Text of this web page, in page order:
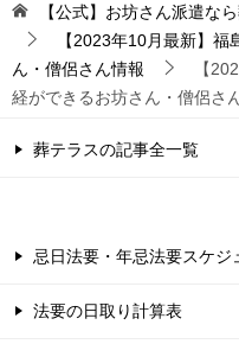
【公式】お坊さん派遣な
【2023年10月最新】
ん・僧侶さん情報
【
経ができるお坊さん・僧侶さ
葬テラスの記事全一覧
忌日法要・年忌法要スケジ
法要の日取り計算表